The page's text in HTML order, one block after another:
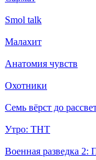
Smol talk
Малахит
Анатомия чувств
Охотники
Семь вёрст до
Утро: ТНТ
Военная разведка 2: